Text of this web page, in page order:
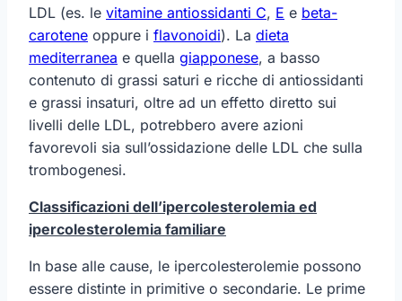
LDL (es. le vitamine antiossidanti C, E e beta-
carotene oppure i flavonoidi). La dieta
mediterranea e quella giapponese, a basso
contenuto di grassi saturi e ricche di antiossidanti
e grassi insaturi, oltre ad un effetto diretto sui
livelli delle LDL, potrebbero avere azioni
favorevoli sia sull’ossidazione delle LDL che sulla
trombogenesi.
Classificazioni dell’ipercolesterolemia ed
ipercolesterolemia familiare
In base alle cause, le ipercolesterolemie possono
essere distinte in primitive o secondarie. Le prime